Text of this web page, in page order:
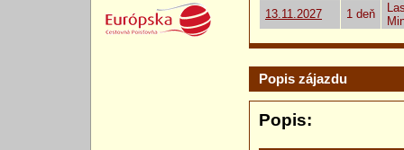
13.11.2027
1 deň
Popis zájazdu
Popis: